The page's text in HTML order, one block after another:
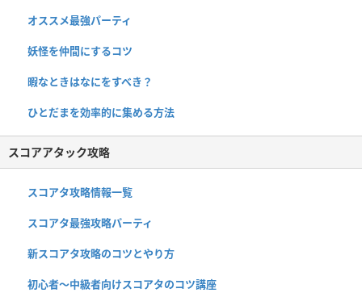
オススメ最強パーティ
妖怪を仲間にするコツ
暇なときはなにをすべき？
ひとだまを効率的に集める方法
スコアアタック攻略
スコアタ攻略情報一覧
スコアタ最強攻略パーティ
新スコアタ攻略のコツとやり方
初心者〜中級者向けスコアタのコツ講座